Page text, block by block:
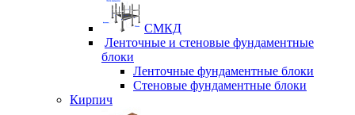
СМКД
Ленточные и стеновые фундаментные
блоки
Ленточные фундаментные блоки
Стеновые фундаментные блоки
Кирпич